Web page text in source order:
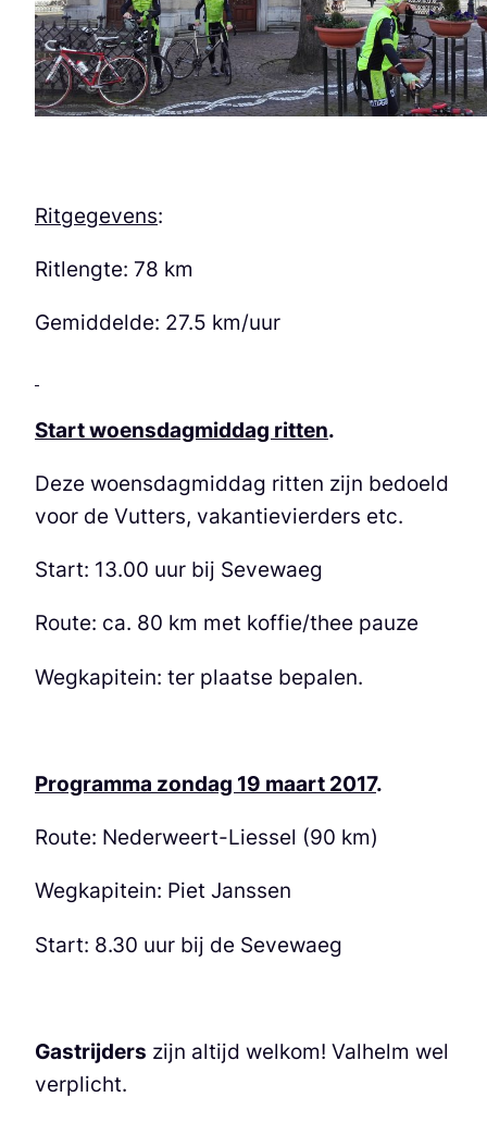
Ritgegevens:
Ritlengte: 78 km
Gemiddelde: 27.5 km/uur
Start woensdagmiddag ritten.
Deze woensdagmiddag ritten zijn bedoeld
voor de Vutters, vakantievierders etc.
Start: 13.00 uur bij Sevewaeg
Route: ca. 80 km met koffie/thee pauze
Wegkapitein: ter plaatse bepalen.
Programma zondag 19 maart 2017.
Route: Nederweert-Liessel (90 km)
Wegkapitein: Piet Janssen
Start: 8.30 uur bij de Sevewaeg
Gastrijders zijn altijd welkom! Valhelm wel
verplicht.